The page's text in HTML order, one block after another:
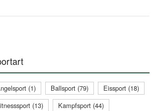
(1) Ballsport (79)
Eissport (18)
(13)
Kampfsport (44)